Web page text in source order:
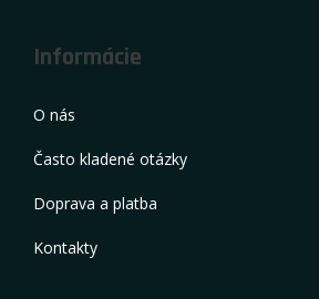
Informácie
O nás
Často kladené otázky
Doprava a platba
Kontakty